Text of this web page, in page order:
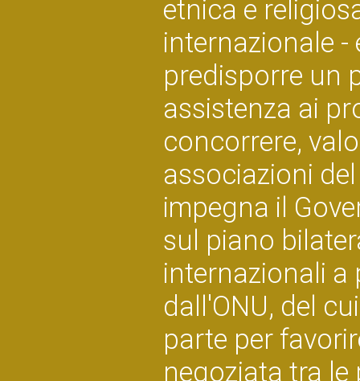
etnica e
internazionale -
predisporre un
assistenza ai
concorrere,
associazioni
impegna il
sul piano
internazionali a
dall'ONU, del
parte per
negoziata tra